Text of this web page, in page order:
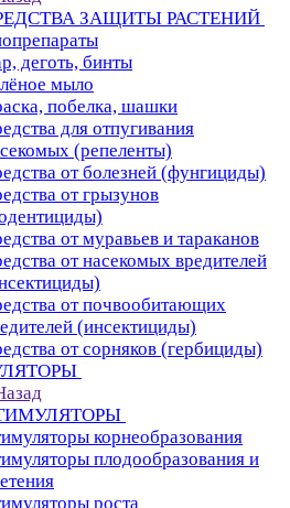
ЗАЩИТЫ РАСТЕНИЙ
деготь, бинты
мыло
побелка, шашки
для отпугивания
(репеленты)
от болезней (фунгициды)
от грызунов
от муравьев и тараканов
от насекомых вредителей
от почвообитающих
(инсектициды)
от сорняков (гербициды)
корнеобразования
плодообразования и
роста